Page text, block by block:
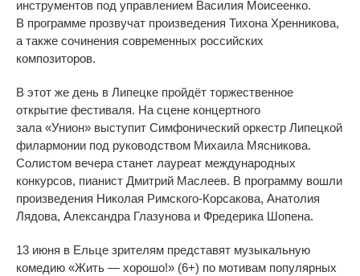
инструментов под управлением Василия Моисеенко.
В программе прозвучат произведения Тихона Хренникова,
а также сочинения современных российских
композиторов.
В этот же день в Липецке пройдёт торжественное
открытие фестиваля. На сцене концертного
зала «Унион» выступит Симфонический оркестр Липецкой
филармонии под руководством Михаила Мясникова.
Солистом вечера станет лауреат международных
конкурсов, пианист Дмитрий Маслеев. В программу вошли
произведения Николая Римского-Корсакова, Анатолия
Лядова, Александра Глазунова и Фредерика Шопена.
13 июня в Ельце зрителям представят музыкальную
комедию «Жить — хорошо!» (6+) по мотивам популярных